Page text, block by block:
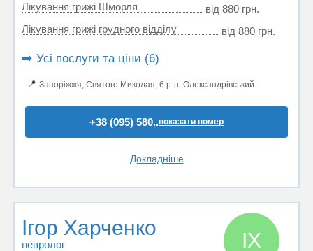
Лікування грижі Шморля
від 880 грн.
Лікування грижі грудного відділу
від 880 грн.
➡️ Усі послуги та ціни (6)
📍 Запоріжжя, Святого Миколая, 6 р-н. Олександрівський
+38 (095) 580..показати номер
Докладніше
Ігор Харченко
невролог ІХ